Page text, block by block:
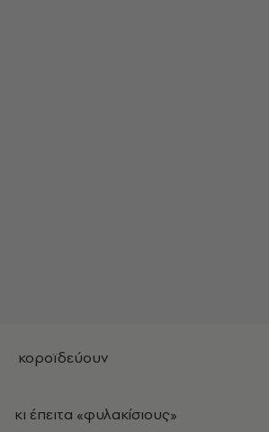
κοροϊδεύουν
κι έπειτα «φυλακίσιους»